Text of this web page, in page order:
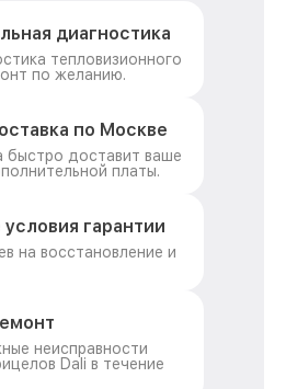
диагностика
тепловизионного
по желанию.
по Москве
быстро доставит ваше
платы.
гарантии
на восстановление и
неисправности
Dali в течение